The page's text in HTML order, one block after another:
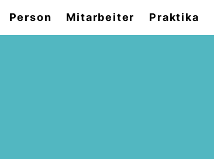
Person Mitarbeiter Praktika